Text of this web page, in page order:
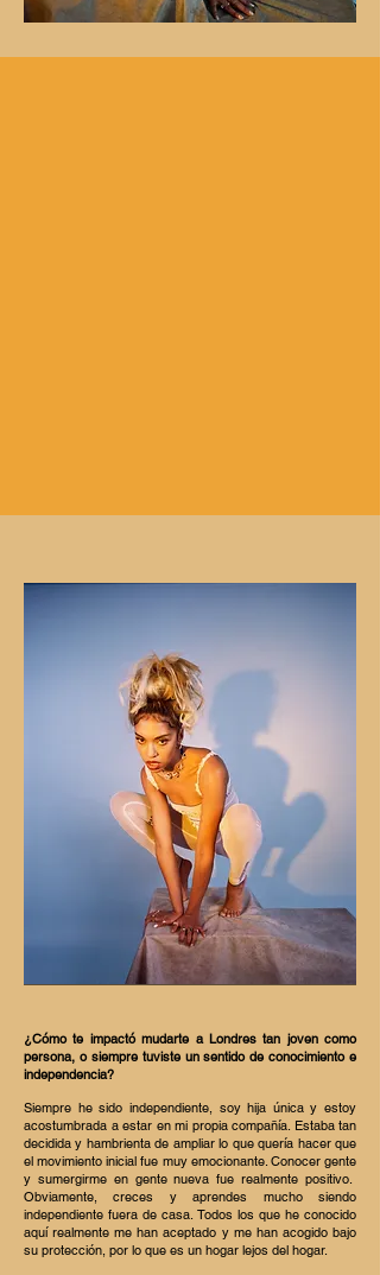
¿Cómo te impactó mudarte a Londres tan joven como
persona, o siempre tuviste un sentido de conocimiento e
independencia?
Siempre he sido independiente, soy hija única y estoy
acostumbrada a estar en mi propia compañía. Estaba tan
decidida y hambrienta de ampliar lo que quería hacer que
el movimiento inicial fue muy emocionante. Conocer gente
y sumergirme en gente nueva fue realmente positivo.
Obviamente, creces y aprendes mucho siendo
independiente fuera de casa. Todos los que he conocido
aquí realmente me han aceptado y me han acogido bajo
su protección, por lo que es un hogar lejos del hogar.